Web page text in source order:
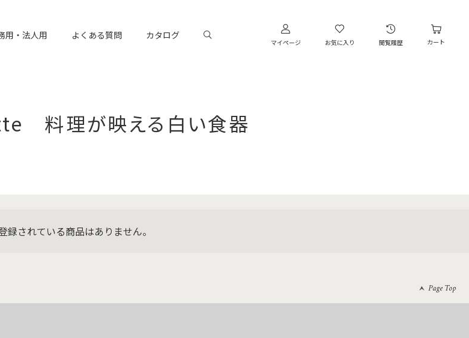
用・法人用 よくある質問 カタログ
マイページ お気に入り 閲覧履歴 カート
料理が映える白い食器
録されている商品はありません。
Page Top